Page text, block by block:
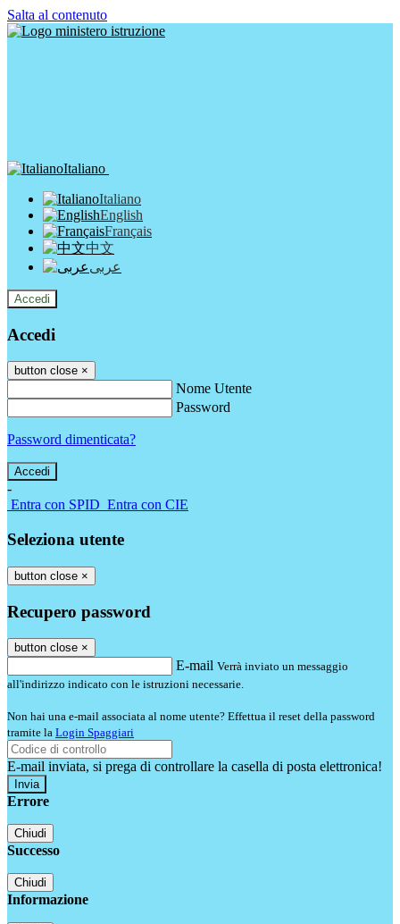
Salta al contenuto
Italiano
Italiano
English
Français
中文
عربى
Accedi
Accedi
button close ×
Nome Utente
Password
Password dimenticata?
-
Entra con SPID Entra con CIE
Seleziona utente
button close ×
Recupero password
button close ×
E-mail Verrà inviato un messaggio
all'indirizzo indicato con le istruzioni necessarie.
Non hai una e-mail associata al nome utente? Effettua il reset della password
tramite la Login Spaggiari
E-mail inviata, si prega di controllare la casella di posta elettronica!
Errore
Chiudi
Successo
Chiudi
Informazione